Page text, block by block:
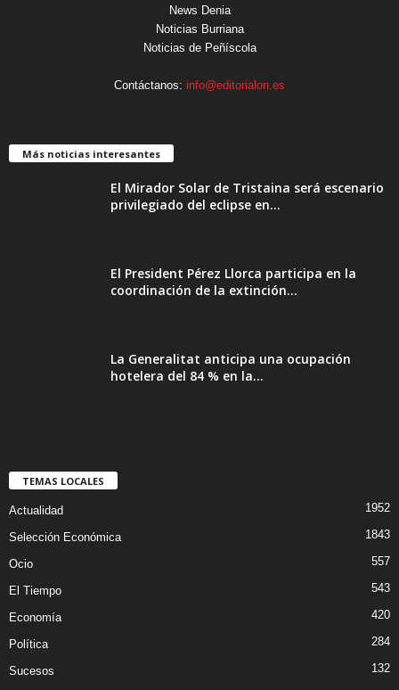
News Denia
Noticias Burriana
Noticias de Peñíscola
Contáctanos: info@editorialon.es
Más noticias interesantes
El Mirador Solar de Tristaina será escenario
privilegiado del eclipse en...
El President Pérez Llorca participa en la
coordinación de la extinción...
La Generalitat anticipa una ocupación
hotelera del 84 % en la...
TEMAS LOCALES
Actualidad 1952
Selección Económica 1843
Ocio 557
El Tiempo 543
Economía 420
Política 284
Sucesos 132